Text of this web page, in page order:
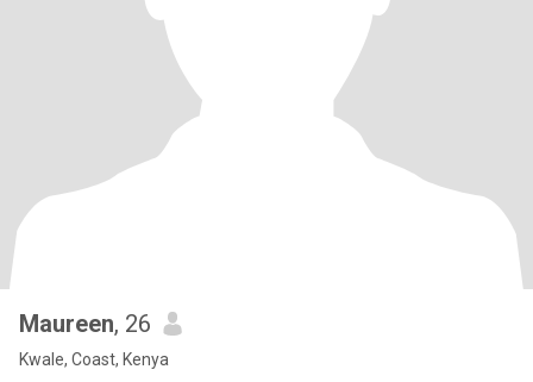
Maureen, 26
Kwale, Coast, Kenya